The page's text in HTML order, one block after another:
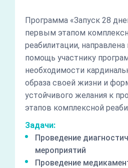
Программа «Запуск 28
первым этапом
реабилитации,
помощь участнику
необходимости
образа своей жизни и
устойчивого желания к
этапов комплексной
Задачи:
Проведение
мероприятий
Проведение